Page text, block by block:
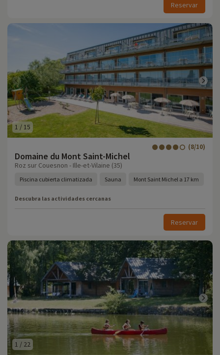
Reservar
1 / 15
Domaine du Mont Saint-Michel
(8/10)
Roz sur Couesnon - Ille-et-Vilaine (35)
Piscina cubierta climatizada Sauna Mont Saint Michel a 17 km
Descubra las actividades cercanas
Reservar
1 / 22